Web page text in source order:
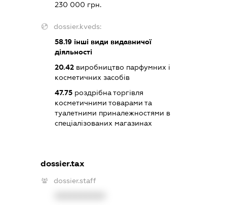
230 000 грн.
dossier.kveds:
58.19 інші види видавничої
діяльності
20.42 виробництво парфумних і
косметичних засобів
47.75 роздрібна торгівля
косметичними товарами та
туалетними приналежностями в
спеціалізованих магазинах
dossier.tax
dossier.staff